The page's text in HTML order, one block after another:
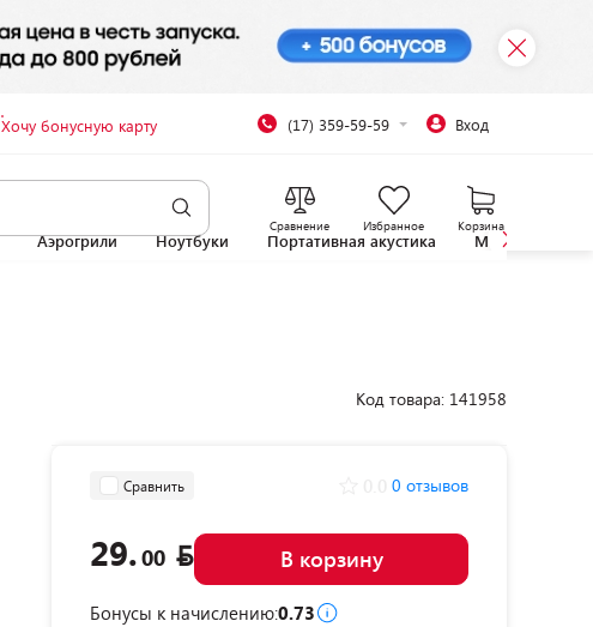
Хочу бонусную карту (17) 359-59-59 Вход
Сравнение Избранное Корзина
Аэрогрили Ноутбуки Портативная акустика
Код товара: 141958
Сравнить 0 отзывов
29.00 В корзину
Бонусы к начислению:0.73